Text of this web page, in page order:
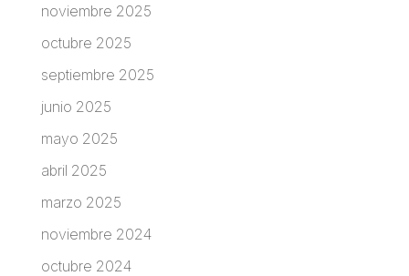
noviembre 2025
octubre 2025
septiembre 2025
junio 2025
mayo 2025
abril 2025
marzo 2025
noviembre 2024
octubre 2024